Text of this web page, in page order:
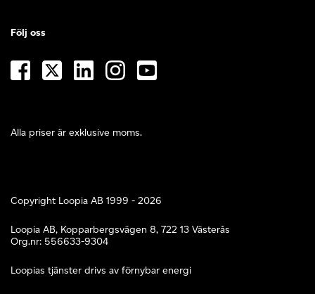
Alla priser är exklusive moms.
Följ oss
Copyright Loopia AB 1999 - 2026
Loopia AB, Kopparbergsvägen 8, 722 13 Västerås
Org.nr: 556633-9304
Loopias tjänster drivs av förnybar energi